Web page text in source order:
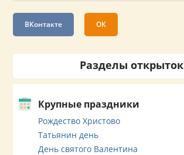
ВКонтакте ОК
Разделы открыток
Крупные праздники
Рождество Христово
Татьянин день
День святого Валентина